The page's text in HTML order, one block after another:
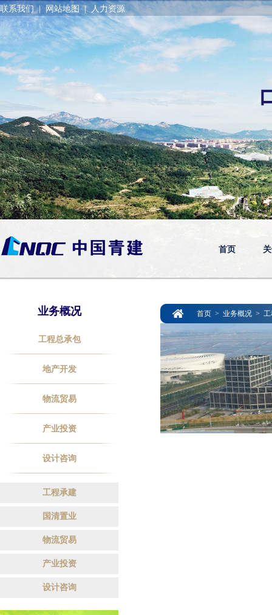
联系我们 | 网站地图 | 人力资源
首页
业务概况
工程总承包
地产开发
物流贸易
产业投资
设计咨询
工程承建
国清置业
物流贸易
产业投资
设计咨询
首页 > 业务概况 >